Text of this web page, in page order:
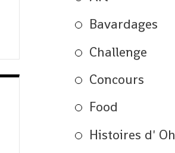
Bavardages
Challenge
Concours
Food
Histoires d' Oh